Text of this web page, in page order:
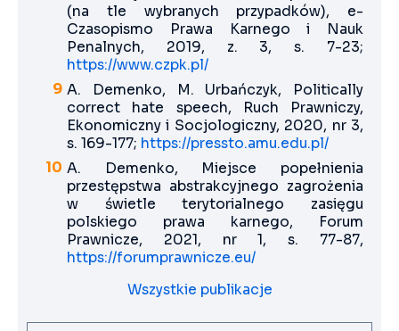
(na tle wybranych przypadków), e-
Czasopismo Prawa Karnego i Nauk
Penalnych, 2019, z. 3, s. 7-23;
https://www.czpk.pl/
A. Demenko, M. Urbańczyk, Politically
correct hate speech, Ruch Prawniczy,
Ekonomiczny i Socjologiczny, 2020, nr 3,
s. 169-177; https://pressto.amu.edu.pl/
A. Demenko, Miejsce popełnienia
przestępstwa abstrakcyjnego zagrożenia
w świetle terytorialnego zasięgu
polskiego prawa karnego, Forum
Prawnicze, 2021, nr 1, s. 77-87,
https://forumprawnicze.eu/
Wszystkie publikacje